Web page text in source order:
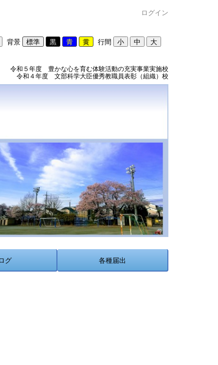
ログイン
背景 行間
令和５年度 豊かな心を育む体験活動の充実事業実施校
令和４年度 文部科学大臣優秀教職員表彰（組織）校
グ 各種届出